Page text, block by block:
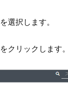
選択します。
クリックします。